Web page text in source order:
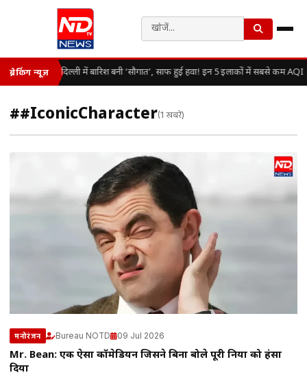
ब्रेकिंग न्यूज़ दिल्ली में बारिश बनी ‘सौगात’, साफ हुई हवा! इन 5 इलाकों में सबसे कम AQI
##IconicCharacter(1 खबरें)
मनोरंजन Bureau NOTD 09 Jul 2026
Mr. Bean: एक ऐसा कॉमेडियन जिसने बिना बोले पूरी दुनिया को हंसा
दिया